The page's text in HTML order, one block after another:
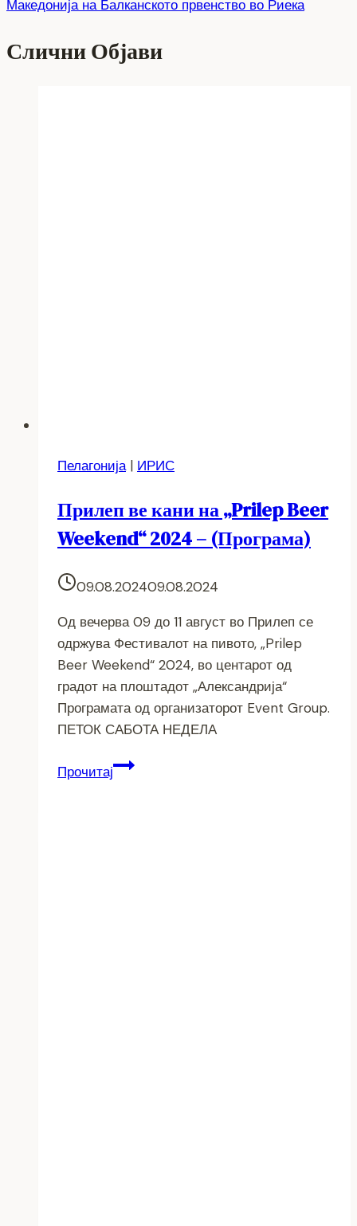
Македонија на Балканското првенство во Риека
Слични Објави
Пелагонија| ИРИС
Прилеп ве кани на „Prilep Beer
Weekend“ 2024 – (Програма)
09.08.202409.08.2024
Од вечерва 09 до 11 август во Прилеп се
одржува Фестивалот на пивото, „Prilep
Beer Weekend“ 2024, во центарот од
градот на плоштадот „Александрија“
Програмата од организаторот Event Group.
ПЕТОК САБОТА НЕДЕЛА
ПрочитајПрилеп